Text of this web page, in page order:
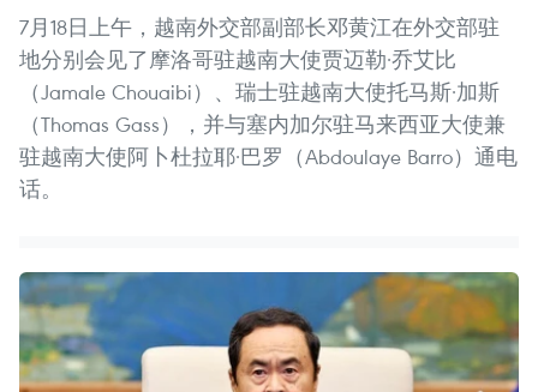
7月18日上午，越南外交部副部长邓黄江在外交部驻
地分别会见了摩洛哥驻越南大使贾迈勒·乔艾比
（Jamale Chouaibi）、瑞士驻越南大使托马斯·加斯
（Thomas Gass），并与塞内加尔驻马来西亚大使兼
驻越南大使阿卜杜拉耶·巴罗（Abdoulaye Barro）通电
话。